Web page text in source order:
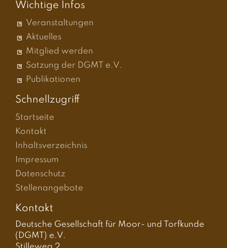
Wichtige Infos
Veranstaltungen
Aktuelles
Mitglied werden
Satzung der DGMT e.V.
Publikationen
Schnellzugriff
Startseite
Kontakt
Inhaltsverzeichnis
Impressum
Datenschutz
Stellenangebote
Kontakt
Deutsche Gesellschaft für Moor- und Torfkunde
(DGMT) e.V.